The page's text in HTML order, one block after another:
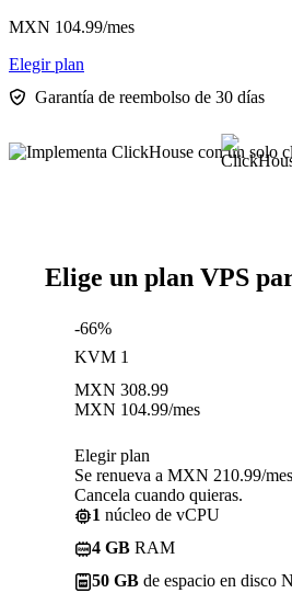
MXN 104.99/mes
Elegir plan
Garantía de reembolso de 30 días
Elige un plan VPS
-66%
KVM 1
MXN 308.99
MXN 104.99/mes
Elegir plan
Se renueva a MXN 210.99/
Cancela cuando quieras.
1 núcleo de vCPU
4 GB RAM
50 GB de espacio en disco